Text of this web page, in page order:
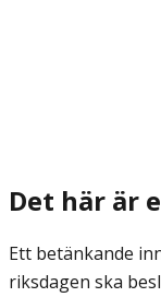
Det här är
Ett betänkande
riksdagen ska